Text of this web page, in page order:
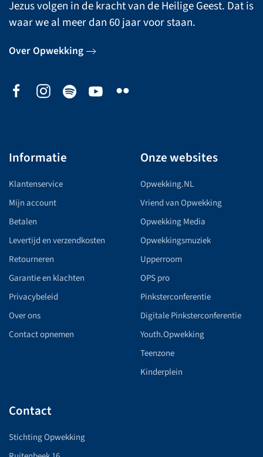
Jezus volgen in de kracht van de Heilige Geest. Dat is
waar we al meer dan 60 jaar voor staan.
Over Opwekking
Informatie
Klantenservice
Mijn account
Betalen
Levertijd en verzendkosten
Retourneren
Garantie en klachten
Privacybeleid
Over ons
Contact opnemen
Onze websites
Opwekking.NL
Vriend van Opwekking
Opwekking Media
Opwekkingsmuziek
Upperroom
OPS pro
Pinksterconferentie
Digitale Pinksterconferentie
Youth.Opwekking
Teenzone
Kinderplein
Contact
Stichting Opwekking